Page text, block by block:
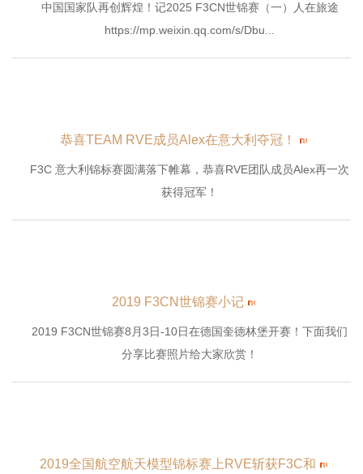
中国国家队再创辉煌！记2025 F3CN世锦赛（一）人在旅途
https://mp.weixin.qq.com/s/Dbu...
恭喜TEAM RVE成员Alex在意大利夺冠！
F3C 意大利锦标赛圆满落下帷幕，恭喜RVE团队成员Alex再一次
获得冠军！
2019 F3CN世锦赛小记
2019 F3CN世锦赛8月3日-10日在德国奎德林堡开赛！下面我们
分享比赛照片给大家欣赏！
2019全国航空航天模型锦标赛上RVE斩获F3C和